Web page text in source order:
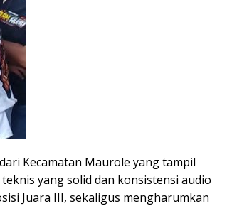
Kecamatan Maurole yang tampil
yang solid dan konsistensi audio
Juara III, sekaligus mengharumkan